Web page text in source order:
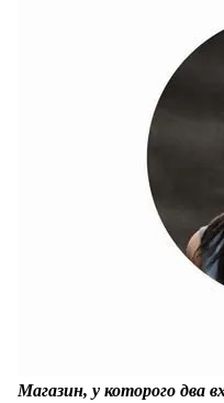
Магазин, у которого два